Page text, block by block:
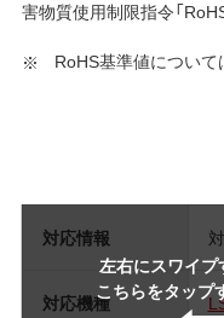
害物質使用制限指令「
RoHS基準値について
左右にスワイプ
こちらをタップ
対応情報
対応機種